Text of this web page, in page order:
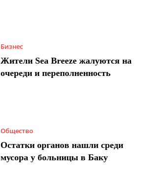
Бизнес
Жители Sea Breeze жалуются на
очереди и переполненность
Общество
Остатки органов нашли среди
мусора у больницы в Баку